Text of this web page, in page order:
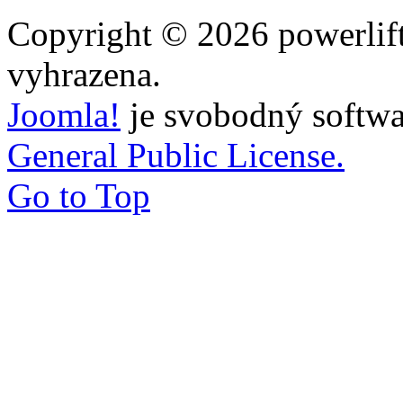
Copyright © 2026
vyhrazena.
Joomla! je svobodný
General Public License.
Go to Top